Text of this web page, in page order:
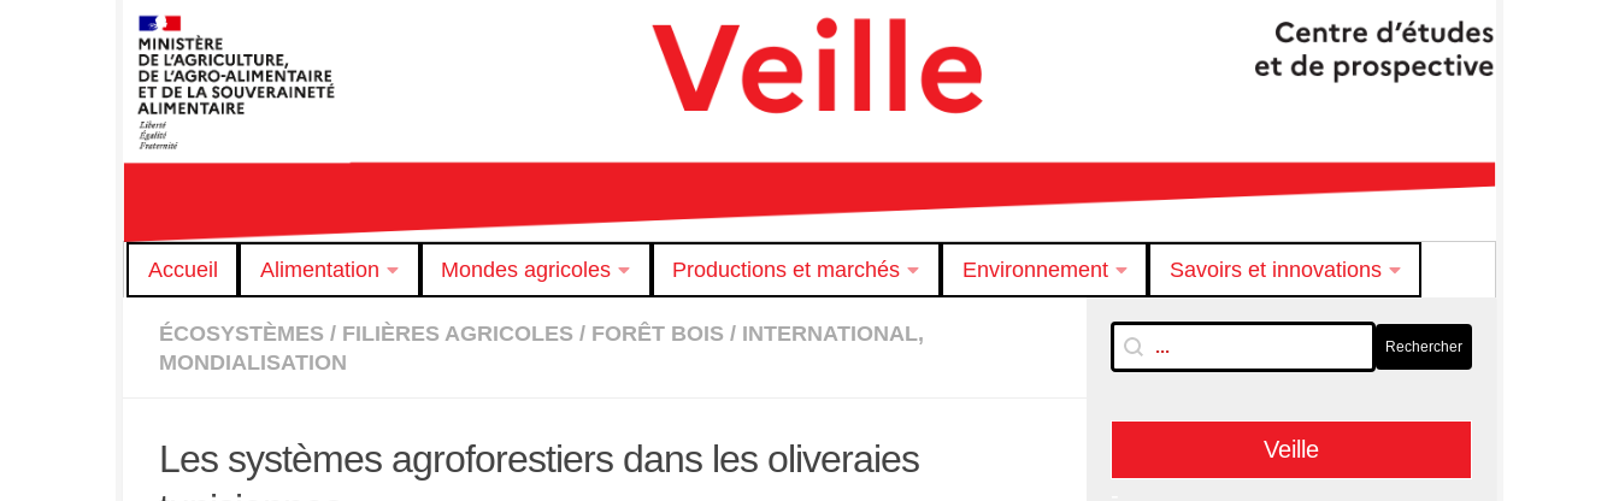
Skip to content
Accueil Alimentation Mondes agricoles Productions et marchés Environnement Savoirs et innovations
ÉCOSYSTÈMES / FILIÈRES AGRICOLES / FORÊT BOIS / INTERNATIONAL,
MONDIALISATION
Les systèmes agroforestiers dans les oliveraies
RechTextuelle-BarreLat
Rechercher Rechercher
Veille